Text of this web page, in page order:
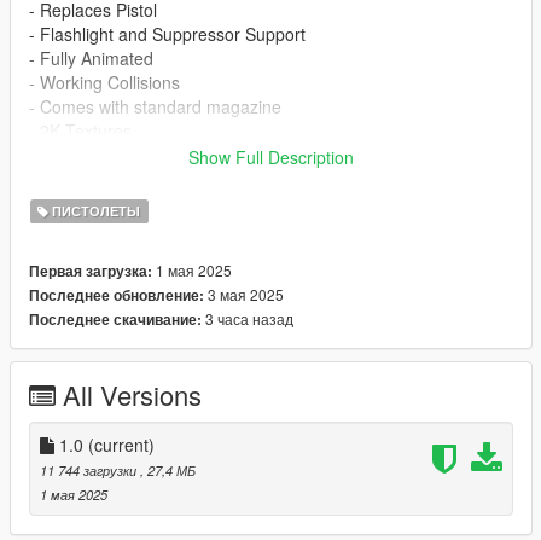
- Replaces Pistol
- Flashlight and Suppressor Support
- Fully Animated
- Working Collisions
- Comes with standard magazine
- Illuminated Red Dot Sight
No known bugs at this time.
mods/update/x64/dlcpacks/patchday8ng/dlc.rpf/x64/models/cdi
mages/weapons.rpf
Or install viaEMF
Feedback or issues in the comments
https://www.gta5-mods.com/users/ThatS2K
IF YOU SEE THIS FILE UPLOADED ANYWHERE ELSE IT IS
NOT AUTHORISED BY ME
Show Full Description
ПИСТОЛЕТЫ
Первая загрузка: 1 мая 2025
Последнее обновление: 3 мая 2025
Последнее скачивание: 3 часа назад
All Versions
1.0 (current)
11 744 загрузки , 27,4 МБ
1 мая 2025